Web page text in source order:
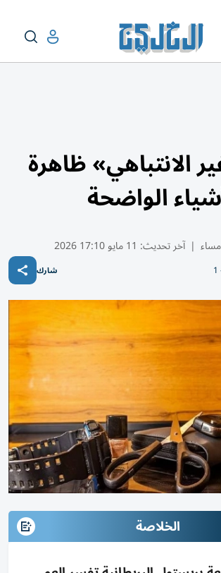
الانتباهي» ظاهرة
الواضحة
| آخر تحديث: 11 مايو 17:10 2026
شارك
الخلاصة